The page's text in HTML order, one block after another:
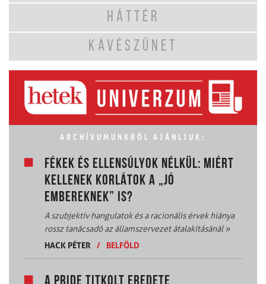
HÁTTÉR
KÁVÉSZÜNET
ARCHÍVUMUNKBÓL AJÁNLJUK:
FÉKEK ÉS ELLENSÚLYOK NÉLKÜL: MIÉRT
KELLENEK KORLÁTOK A „JÓ
EMBEREKNEK” IS?
A szubjektív hangulatok és a racionális érvek hiánya
rossz tanácsadó az államszervezet átalakításánál»
HACK PÉTER
/ BELFÖLD